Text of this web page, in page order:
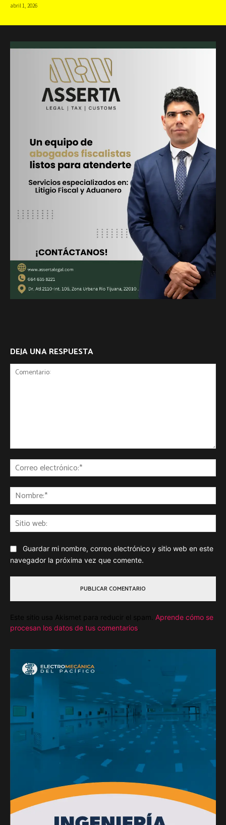
abril 1, 2026
DEJA UNA RESPUESTA
Guardar mi nombre, correo electrónico y sitio web en este
navegador la próxima vez que comente.
Este sitio usa Akismet para reducir el spam. Aprende cómo se
procesan los datos de tus comentarios